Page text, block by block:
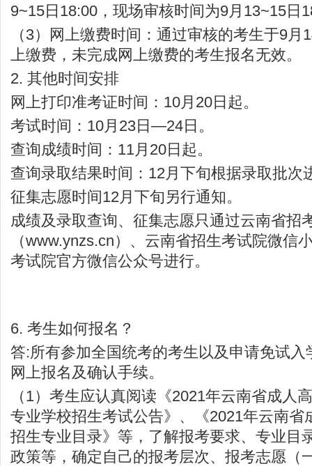
9~15日18:00，现场审核时间为9月13~15日
（3）网上缴费时间：通过审核的考生于9月
上缴费，未完成网上缴费的考生报名无效。
2. 其他时间安排
网上打印准考证时间：10月20日起。
考试时间：10月23日—24日。
查询成绩时间：11月20日起。
查询录取结果时间：12月下旬根据录取批次
征集志愿时间12月下旬另行通知。
成绩及录取查询、征集志愿只通过云南省招
（www.ynzs.cn）、云南省招生考试院微信
考试院官方微信公众号进行。
6. 考生如何报名？
答:所有参加全国统考的考生以及申请免试入
网上报名及确认手续。
（1）考生应认真阅读《2021年云南省成人
专业学校招生考试公告》、《2021年云南省
招生专业目录》等，了解报考要求、专业目
政策等，确定自己的报考层次、报考志愿（